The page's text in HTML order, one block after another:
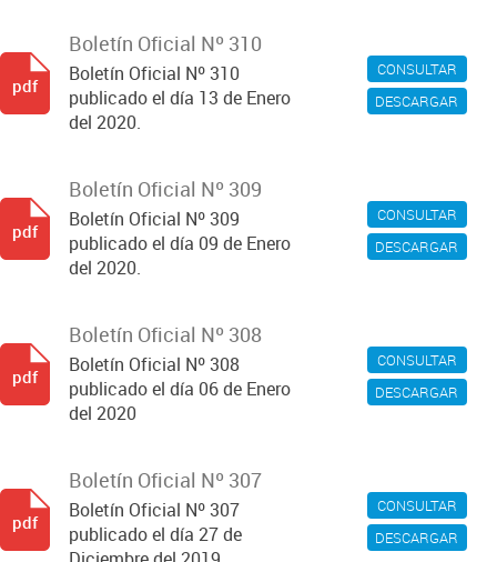
CONSULTAR
DESCARGAR
Boletín Oficial Nº 310
Boletín Oficial Nº 310
publicado el día 13 de Enero
del 2020.
pdf
CONSULTAR
DESCARGAR
Boletín Oficial Nº 309
Boletín Oficial Nº 309
publicado el día 09 de Enero
del 2020.
pdf
CONSULTAR
DESCARGAR
Boletín Oficial Nº 308
Boletín Oficial Nº 308
publicado el día 06 de Enero
del 2020
pdf
CONSULTAR
DESCARGAR
Boletín Oficial Nº 307
Boletín Oficial Nº 307
publicado el día 27 de
pdf